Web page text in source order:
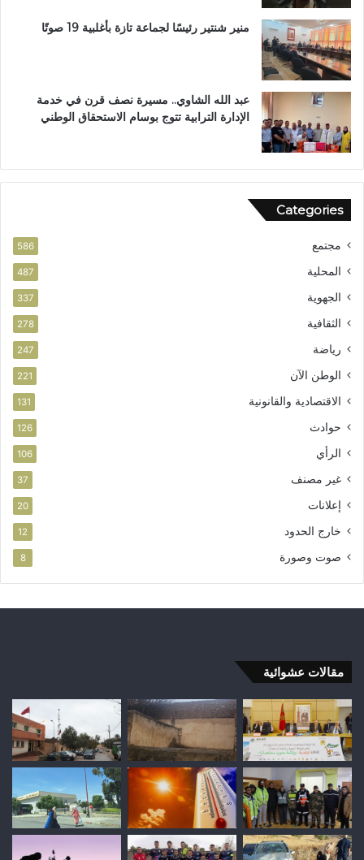
ب
ب
ت
ع
ز
ي
ا
ل
منير شنتير رئيسًا لجماعة تازة بأغلبية 19 صوتًا
عبد الله الشاوي.. مسيرة نصف قرن في خدمة
الإدارة الترابية تتوج بوسام الاستحقاق الوطني
Categories
مجتمع 586
المحلية 487
الجهوية 337
الثقافية 278
رياضة 247
الوطن الآن 221
الاقتصادية والقانونية 131
حوادث 126
الرأي 106
غير مصنف 37
إعلانات 20
خارج الحدود 12
صوت وصورة 8
مقالات عشوائية